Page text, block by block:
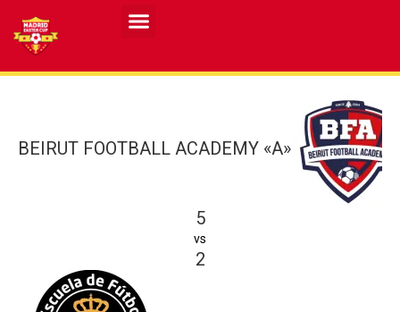
BEIRUT FOOTBALL ACADEMY «A»
5
vs
2